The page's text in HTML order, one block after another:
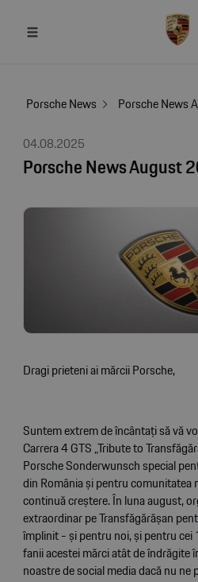
Porsche News
Porsche News
04.08.2025
Porsche News August
Dragi prieteni ai mărcii Porsche,
Suntem extrem de încântați să vă
Carrera 4 GTS „Tribute to
Porsche Sonderwunsch special
din România și pentru comunitatea
continuă creștere. În luna august,
extraordinar pe Transfăgărășan
împlinit - și pentru noi, și pentru
fanii acestei mărci atât de îndrăgite
noastre de social media dacă nu